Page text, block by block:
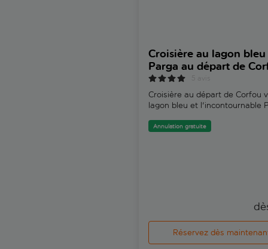
Croisière au lagon bleu
Parga au départ de
Croisière au départ de Corfou
lagon bleu et l'incontournable
Annulation gratuite
Réservez dès